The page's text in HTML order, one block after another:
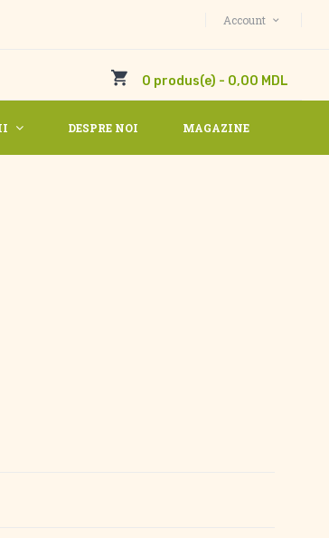
Account
0 produs(e) - 0,00 MDL
DESPRE NOI MAGAZINE